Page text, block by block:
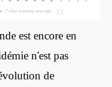
est encore en
n'est pas
de